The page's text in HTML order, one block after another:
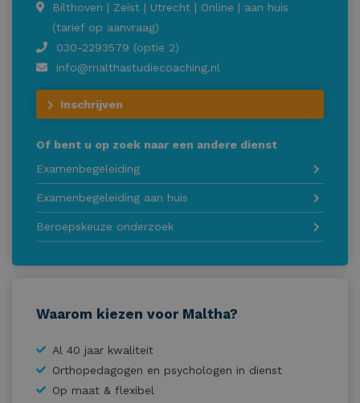
Bilthoven | Zeist | Utrecht | Online | aan huis
(tarief op aanvraag)
030-2293579 (optie 2)
info@malthastudiecoaching.nl
Inschrijven
Of bent u op zoek naar een andere dienst
Examenbegeleiding
Examenbegeleiding aan huis
Beroepskeuze onderzoek
Waarom kiezen voor Maltha?
Al 40 jaar kwaliteit
Orthopedagogen en psychologen in dienst
Op maat & flexibel